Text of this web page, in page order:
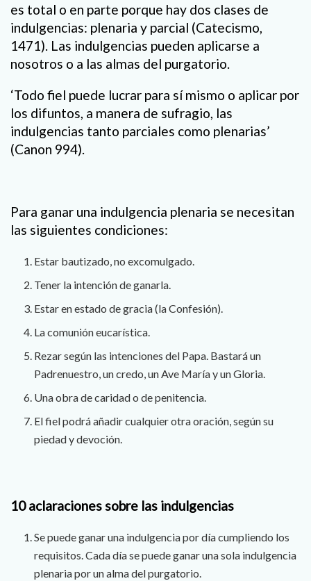
es total o en parte porque hay dos clases de
indulgencias: plenaria y parcial (Catecismo,
1471). Las indulgencias pueden aplicarse a
nosotros o a las almas del purgatorio.
‘Todo fiel puede lucrar para sí mismo o aplicar por
los difuntos, a manera de sufragio, las
indulgencias tanto parciales como plenarias’
(Canon 994).
Para ganar una indulgencia plenaria se necesitan
las siguientes condiciones:
Estar bautizado, no excomulgado.
Tener la intención de ganarla.
Estar en estado de gracia (la Confesión).
La comunión eucarística.
Rezar según las intenciones del Papa. Bastará un
Padrenuestro, un credo, un Ave María y un Gloria.
Una obra de caridad o de penitencia.
El fiel podrá añadir cualquier otra oración, según su
piedad y devoción.
10 aclaraciones sobre las indulgencias
Se puede ganar una indulgencia por día cumpliendo los
requisitos. Cada día se puede ganar una sola indulgencia
plenaria por un alma del purgatorio.